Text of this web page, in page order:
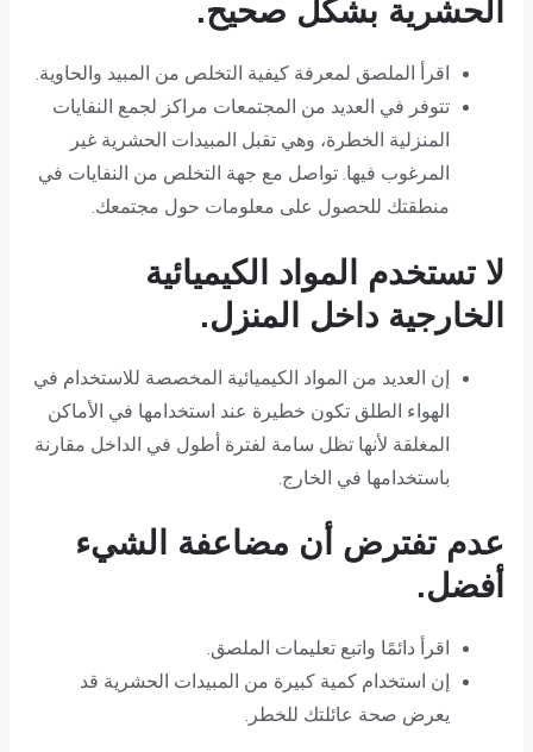
الحشرية بشكل صحيح.
اقرأ الملصق لمعرفة كيفية التخلص من المبيد والحاوية.
تتوفر في العديد من المجتمعات مراكز لجمع النفايات
المنزلية الخطرة، وهي تقبل المبيدات الحشرية غير
المرغوب فيها. تواصل مع جهة التخلص من النفايات في
منطقتك للحصول على معلومات حول مجتمعك.
لا تستخدم المواد الكيميائية
الخارجية داخل المنزل.
إن العديد من المواد الكيميائية المخصصة للاستخدام في
الهواء الطلق تكون خطيرة عند استخدامها في الأماكن
المغلقة لأنها تظل سامة لفترة أطول في الداخل مقارنة
باستخدامها في الخارج.
عدم تفترض أن مضاعفة الشيء
أفضل.
اقرأ دائمًا واتبع تعليمات الملصق.
إن استخدام كمية كبيرة من المبيدات الحشرية قد
يعرض صحة عائلتك للخطر.